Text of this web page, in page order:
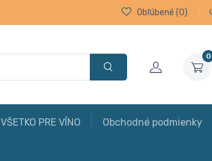
Obľúbené (0)
0
VŠETKO PRE VÍNO Obchodné podmienky